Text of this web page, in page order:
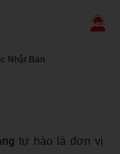
Nhật Bản
tự hào là đơn vị